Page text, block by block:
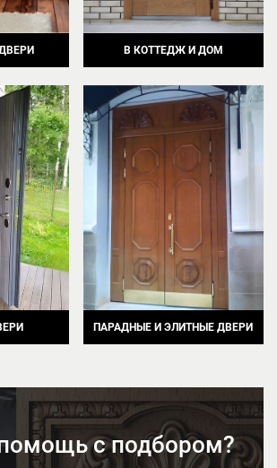
В КОТТЕДЖ И ДОМ
ПАРАДНЫЕ И ЭЛИТНЫЕ ДВЕРИ
с подбором?